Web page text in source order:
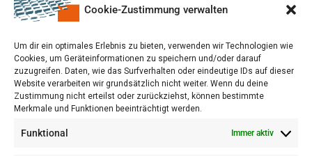
Cookie-Zustimmung verwalten
Um dir ein optimales Erlebnis zu bieten, verwenden wir Technologien wie
Cookies, um Geräteinformationen zu speichern und/oder darauf
zuzugreifen. Daten, wie das Surfverhalten oder eindeutige IDs auf dieser
Website verarbeiten wir grundsätzlich nicht weiter. Wenn du deine
Zustimmung nicht erteilst oder zurückziehst, können bestimmte
Merkmale und Funktionen beeinträchtigt werden.
Funktional Immer aktiv